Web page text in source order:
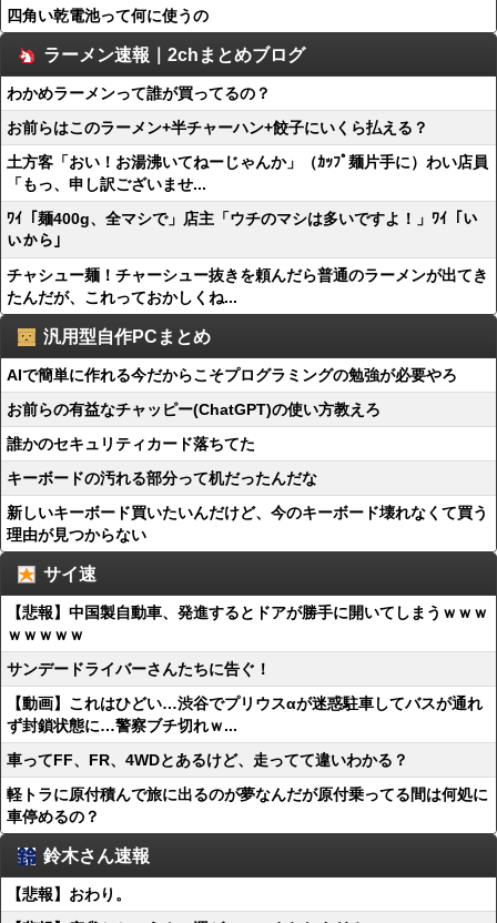
四角い乾電池って何に使うの
ラーメン速報｜2chまとめブログ
わかめラーメンって誰が買ってるの？
お前らはこのラーメン+半チャーハン+餃子にいくら払える？
土方客「おい！お湯沸いてねーじゃんか」（ｶｯﾌﾟ麺片手に）わい店員
「もっ、申し訳ございませ...
ﾜｲ「麺400g、全マシで」店主「ウチのマシは多いですよ！」ﾜｲ「い
いから」
チャシュー麺！チャーシュー抜きを頼んだら普通のラーメンが出てき
たんだが、これっておかしくね...
汎用型自作PCまとめ
AIで簡単に作れる今だからこそプログラミングの勉強が必要やろ
お前らの有益なチャッピー(ChatGPT)の使い方教えろ
誰かのセキュリティカード落ちてた
キーボードの汚れる部分って机だったんだな
新しいキーボード買いたいんだけど、今のキーボード壊れなくて買う
理由が見つからない
サイ速
【悲報】中国製自動車、発進するとドアが勝手に開いてしまうｗｗｗ
ｗｗｗｗｗ
サンデードライバーさんたちに告ぐ！
【動画】これはひどい…渋谷でプリウスαが迷惑駐車してバスが通れ
ず封鎖状態に…警察ブチ切れｗ...
車ってFF、FR、4WDとあるけど、走ってて違いわかる？
軽トラに原付積んで旅に出るのが夢なんだが原付乗ってる間は何処に
車停めるの？
鈴木さん速報
【悲報】おわり。